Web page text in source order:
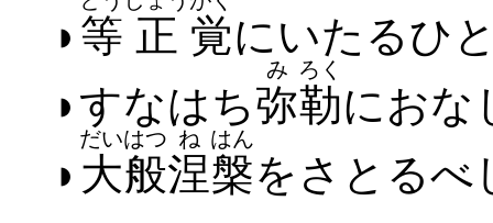
◗ 等 正 覚に​いたる​ひ
◗すなはち弥
み
勒
ろく
に​おな
◗ 大
だい
般
はつ
涅
ね
槃
はん
を​さとる​べ